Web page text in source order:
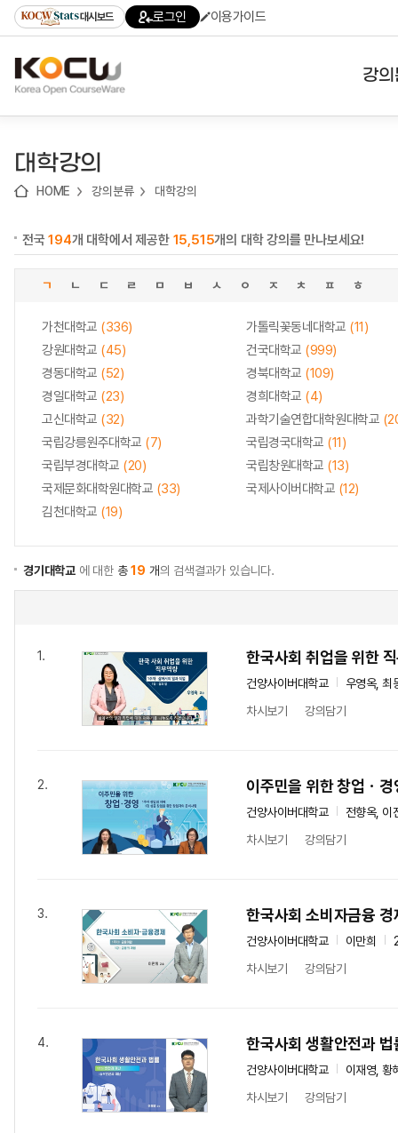
기
기
기
content)
가
대시보드 로그인 이용가이드
강
대학강의
HOME 강의분류 대학강의
전국194개 대학에서 제공한 15,515개의 대학 강의를 만나보세요!
ㄱ ㄴ ㄷ ㄹ ㅁ ㅂ ㅅ ㅇ ㅈ ㅊ ㅍ ㅎ
가천대학교 (336) 가톨릭꽃동네대학교 (11)
강원대학교 (45) 건국대학교 (999)
경동대학교 (52) 경북대학교 (109)
경일대학교 (23) 경희대학교 (4)
고신대학교 (32) 과학기술연합대학원대학교
국립강릉원주대학교 (7) 국립경국대학교 (11)
국립부경대학교 (20) 국립창원대학교 (13)
국제문화대학원대학교 (33) 국제사이버대학교 (12)
김천대학교 (19)
경기대학교 에 대한 총19 개의 검색결과가 있습니다.
1. 한국사회 취업을 위한
건양사이버대학교
우영옥, 최
차시보기
강의담기
2. 이주민을 위한 창업ㆍ경
건양사이버대학교
전향옥, 이
차시보기
강의담기
3. 한국사회 소비자금융 경
건양사이버대학교 이만희
차시보기
강의담기
4. 한국사회 생활안전과 법
건양사이버대학교
이재영, 황
차시보기
강의담기